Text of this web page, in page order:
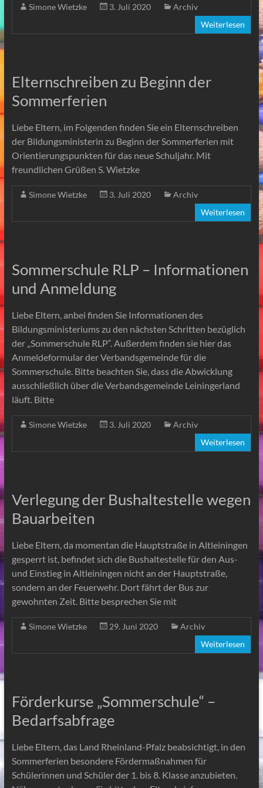
Simone Wietzke 3. Juli 2020
Archiv
Weiterlesen
Elternschreiben zu Beginn der
Sommerferien
Liebe Eltern, im Folgenden finden Sie ein Elternschreiben
der Bildungsministerin zu Beginn der Sommerferien mit
Orientierungspunkten für das neue Schuljahr. Mit
freundlichen Grüßen S. Wietzke
Simone Wietzke 3. Juli 2020
Archiv
Weiterlesen
Sommerschule RLP – Informationen
und Anmeldung
Liebe Eltern, anbei finden Sie Informationen des
Bildungsministeriums zu den nächsten Schritten bezüglich
der „Sommerschule RLP“. Außerdem finden sie hier das
Anmeldeformular der Verbandsgemeinde für die
Sommerschule. Bitte beachten Sie, dass die Abwicklung
ausschließlich über die Verbandsgemeinde Leiningerland
läuft. Bitte
Simone Wietzke 3. Juli 2020
Archiv
Weiterlesen
Verlegung der Bushaltestelle wegen
Bauarbeiten
Liebe Eltern, da momentan die Hauptstraße in Altleiningen
gesperrt ist, befindet sich die Bushaltestelle für den Aus-
und Einstieg in Altleiningen nicht an der Hauptstraße,
sondern an der Feuerwehr. Dort fährt der Bus zur
gewohnten Zeit. Bitte besprechen Sie mit
Simone Wietzke 29. Juni 2020
Archiv
Weiterlesen
Förderkurse „Sommerschule“ –
Bedarfsabfrage
Liebe Eltern, das Land Rheinland-Pfalz beabsichtigt, in den
Sommerferien besondere Fördermaßnahmen für
Schülerinnen und Schüler der 1. bis 8. Klasse anzubieten.